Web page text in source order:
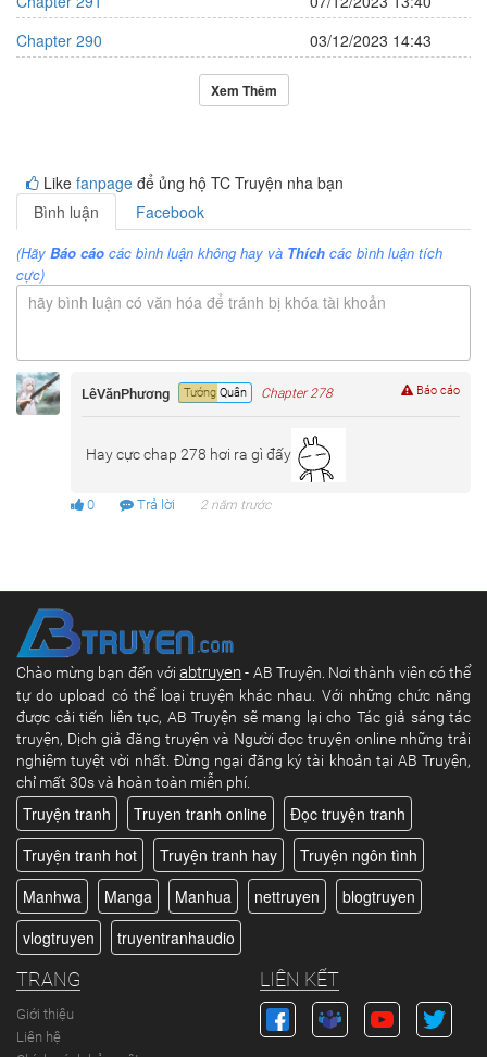
Chapter 290
03/12/2023 14:43
Xem Thêm
Like fanpage để ủng hộ TC Truyện nha bạn
Bình luận
Facebook
(Hãy Báo cáo các bình luận không hay và Thích các bình luận tích
cực)
hãy bình luận có văn hóa để tránh bị khóa tài khoản
LêVănPhương Tướng Quân Chapter 278
Hay cực chap 278 hơi ra gì đấy
0 Trả lời 2 năm trước
Báo cáo
Chào mừng bạn đến vớiabtruyen- AB Truyện. Nơi thành viên có thể
tự do upload có thể loại truyện khác nhau. Với những chức năng
được cải tiến liên tục, AB Truyện sẽ mang lại cho Tác giả sáng tác
truyện, Dịch giả đăng truyện và Người đọc truyện online những trải
nghiệm tuyệt vời nhất. Đừng ngại đăng ký tài khoản tại AB Truyện,
chỉ mất 30s và hoàn toàn miễn phí.
Truyện tranh Truyen tranh online
Đọc truyện tranh
Truyện tranh hot
Truyện tranh hay
Truyện ngôn tình
Manhwa
Manga Manhua nettruyen
blogtruyen
vlogtruyen
truyentranhaudio
TRANG
Giới thiệu
Liên hệ
LIÊN KẾT